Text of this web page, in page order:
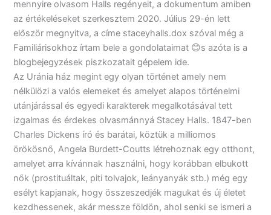
mennyire olvasom Halls regényeit, a dokumentum amiben
az értékeléseket szerkesztem 2020. Július 29-én lett
először megnyitva, a címe staceyhalls.dox szóval még a
Familiárisokhoz írtam bele a gondolataimat 😊s azóta is a
blogbejegyzések piszkozatait gépelem ide.
Az Uránia ház megint egy olyan történet amely nem
nélkülözi a valós elemeket és amelyet alapos történelmi
utánjárással és egyedi karakterek megalkotásával tett
izgalmas és érdekes olvasmánnyá Stacey Halls. 1847-ben
Charles Dickens író és barátai, köztük a milliomos
örökösnő, Angela Burdett-Coutts létrehoznak egy otthont,
amelyet arra kívánnak használni, hogy korábban elbukott
nők (prostituáltak, piti tolvajok, leányanyák stb.) még egy
esélyt kapjanak, hogy összeszedjék magukat és új életet
kezdhessenek, akár messze földön, ahol senki se ismeri a